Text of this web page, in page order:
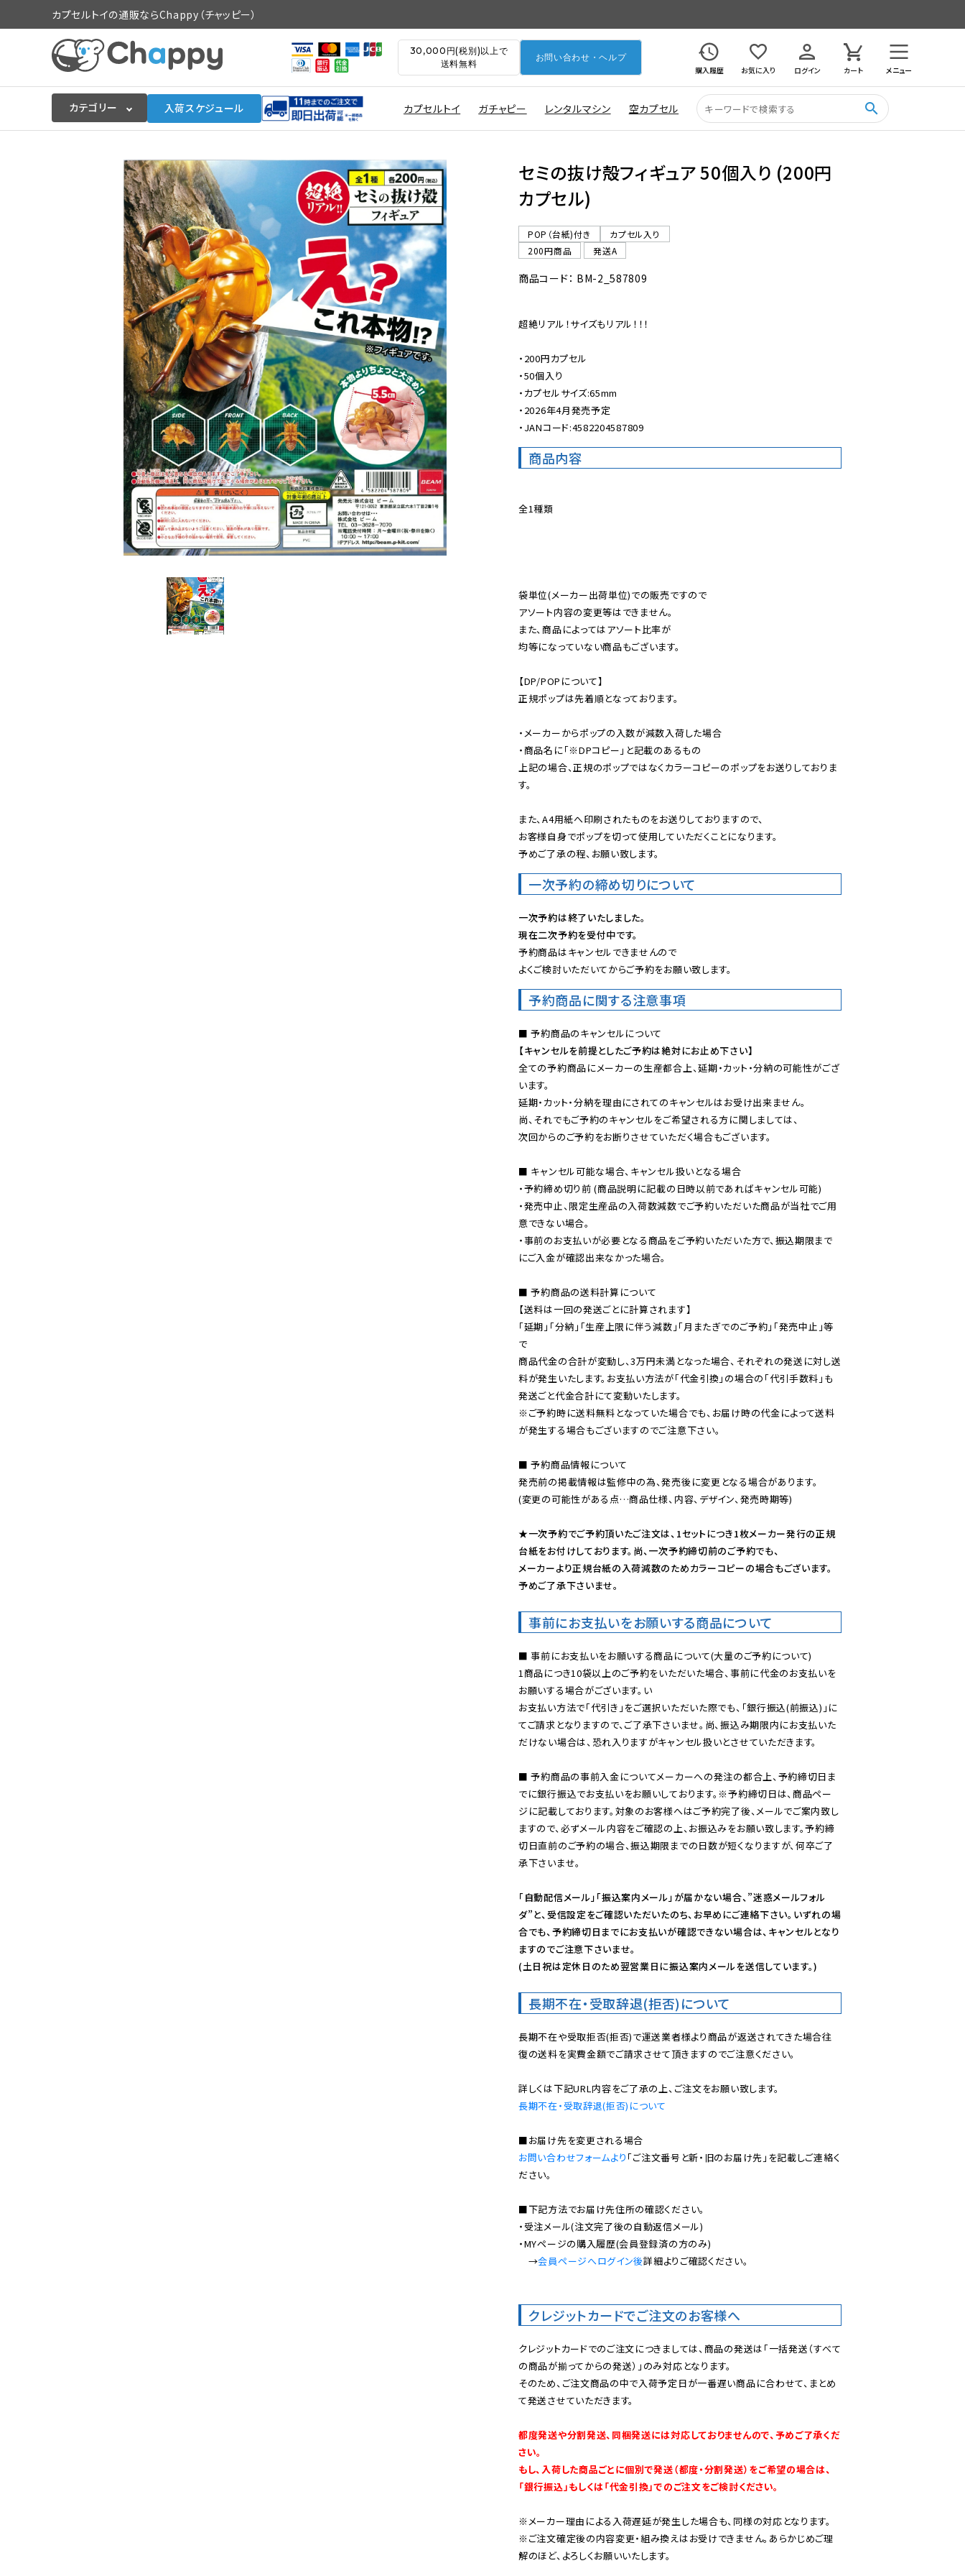
カプセルトイの通販ならChappy（チャッピー）
30,000円(税別)以上で
送料無料
お問い合わせ・ヘルプ
購入履歴
お気に入り ログイン カート メニュー
カテゴリー 入荷スケジュール カプセルトイ ガチャピー レンタルマシン 空カプセル search
入荷スケジュールをチェック
カプセルトイマシン本体
販促用空カプセル
景品・玩具・文具
販促用カプセルトイ
よくあるご質問
ご利用ガイド
06-6282-7659
セミの抜け殻フィギュア 50個入り (200円
カプセル)
POP（台紙)付き
カプセル入り
200円商品
発送A
商品コード： BM-2_587809
超絶リアル！サイズもリアル！！！
・200円カプセル
・50個入り
・カプセルサイズ:65mm
・2026年4月発売予定
・JANコード:4582204587809
商品内容
全1種類
袋単位(メーカー出荷単位)での販売ですので
アソート内容の変更等はできません。
また、商品によってはアソート比率が
均等になっていない商品もございます。
【DP/POPについて】
正規ポップは先着順となっております。
・メーカーからポップの入数が減数入荷した場合
・商品名に「※DPコピー」と記載のあるもの
上記の場合、正規のポップではなくカラーコピーのポップをお送りしておりま
す。
また、A4用紙へ印刷されたものをお送りしておりますので、
お客様自身でポップを切って使用していただくことになります。
予めご了承の程、お願い致します。
一次予約の締め切りについて
一次予約は終了いたしました。
現在二次予約を受付中です。
予約商品はキャンセルできませんので
よくご検討いただいてからご予約をお願い致します。
予約商品に関する注意事項
【キャンセルを前提としたご予約は絶対にお止め下さい】
全ての予約商品にメーカーの生産都合上、延期・カット・分納の可能性がござ
います。
延期・カット・分納を理由にされてのキャンセルはお受け出来ません。
尚、それでもご予約のキャンセルをご希望される方に関しましては、
次回からのご予約をお断りさせていただく場合もございます。
■ キャンセル可能な場合、キャンセル扱いとなる場合
・予約締め切り前 (商品説明に記載の日時以前であればキャンセル可能)
・発売中止、限定生産品の入荷数減数でご予約いただいた商品が当社でご用
意できない場合。
・事前のお支払いが必要となる商品をご予約いただいた方で、振込期限まで
にご入金が確認出来なかった場合。
■ 予約商品の送料計算について
【送料は一回の発送ごとに計算されます】
「延期」「分納」「生産上限に伴う減数」「月またぎでのご予約」「発売中止」等
で
商品代金の合計が変動し、3万円未満となった場合、それぞれの発送に対し送
料が発生いたします。お支払い方法が「代金引換」の場合の「代引手数料」も
※ご予約時に送料無料となっていた場合でも、お届け時の代金によって送料
が発生する場合もございますのでご注意下さい。
■ 予約商品情報について
発売前の掲載情報は監修中の為、発売後に変更となる場合があります。
(変更の可能性がある点…商品仕様、内容、デザイン、発売時期等)
★一次予約でご予約頂いたご注文は、1セットにつき1枚メーカー発行の正規
台紙をお付けしております。尚、一次予約締切前のご予約でも、
メーカーより正規台紙の入荷減数のためカラーコピーの場合もございます。
予めご了承下さいませ。
事前にお支払いをお願いする商品について
■ 事前にお支払いをお願いする商品について(大量のご予約について)
1商品につき10袋以上のご予約をいただいた場合、事前に代金のお支払いを
お願いする場合がございます。い
お支払い方法で「代引き」をご選択いただいた際でも、「銀行振込(前振込)」に
てご請求となりますので、ご了承下さいませ。尚、振込み期限内にお支払いた
だけない場合は、恐れ入りますがキャンセル扱いとさせていただきます。
■ 予約商品の事前入金についてメーカーへの発注の都合上、予約締切日ま
でに銀行振込でお支払いをお願いしております。※予約締切日は、商品ペー
ジに記載しております。対象のお客様へはご予約完了後、メールでご案内致し
ますので、必ずメール内容をご確認の上、お振込みをお願い致します。予約締
切日直前のご予約の場合、振込期限までの日数が短くなりますが、何卒ご了
承下さいませ。
「自動配信メール」「振込案内メール」が届かない場合、”迷惑メールフォル
ダ”と、受信設定をご確認いただいたのち、お早めにご連絡下さい。いずれの場
合でも、予約締切日までにお支払いが確認できない場合は、キャンセルとなり
ますのでご注意下さいませ。
(土日祝は定休日のため翌営業日に振込案内メールを送信しています。)
長期不在・受取辞退(拒否)について
長期不在や受取拒否(拒否)で運送業者様より商品が返送されてきた場合往
復の送料を実費金額でご請求させて頂きますのでご注意ください。
長期不在・受取辞退(拒否)について
お問い合わせフォームより 「ご注文番号と新・旧のお届け先」を記載しご連絡く
ださい。
■下記方法でお届け先住所の確認ください。
・受注メール(注文完了後の自動返信メール)
・MYページの購入履歴(会員登録済の方のみ)
→会員ページへログイン後詳細よりご確認ください。
クレジットカードでご注文のお客様へ
クレジットカードでのご注文につきましては、商品の発送は「一括発送（すべて
の商品が揃ってからの発送）」のみ対応となります。
そのため、ご注文商品の中で入荷予定日が一番遅い商品に合わせて、まとめ
て発送させていただきます。
都度発送や分割発送、同梱発送には対応しておりませんので、予めご了承くだ
さい。
もし、入荷した商品ごとに個別で発送（都度・分割発送）をご希望の場合は、
「銀行振込」もしくは「代金引換」でのご注文をご検討ください。
※メーカー理由による入荷遅延が発生した場合も、同様の対応となります。
※ご注文確定後の内容変更・組み換えはお受けできません。あらかじめご理
解のほど、よろしくお願いいたします。